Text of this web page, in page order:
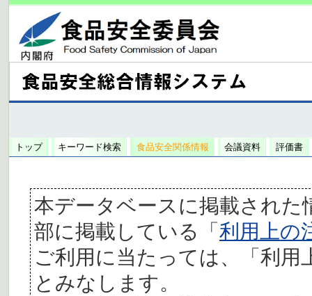
トップ キーワード検索 食品安全関係情報 会議資料 評価書
本データベースに掲載された
部に掲載している「利用上の
ご利用に当たっては、「利
とみなします。